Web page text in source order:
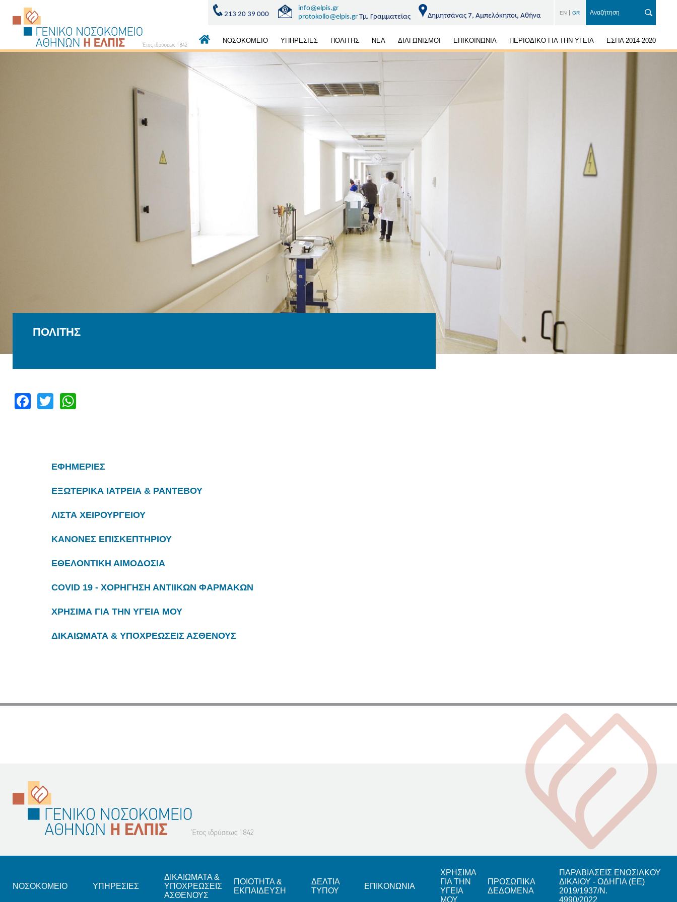
213 20 39 000
info@elpis.gr
protokollo@elpis.gr Τμ. Γραμματείας Δημητσάνας 7, Αμπελόκηποι, Αθήνα EN GR
Κεντρική
πλοήγηση
ΝΟΣΟΚΟΜΕΙΟ ΥΠΗΡΕΣΙΕΣ ΠΟΛΙΤΗΣ ΝΕΑ ΔΙΑΓΩΝΙΣΜΟΙ ΕΠΙΚΟΙΝΩΝΙΑ ΠΕΡΙΟΔΙΚΟ ΓΙΑ ΤΗΝ ΥΓΕΙΑ ΕΣΠΑ 2014-2020
ΠΟΛΙΤΗΣ
Facebook
Twitter
ΕΦΗΜΕΡΙΕΣ
ΕΞΩΤΕΡΙΚΑ ΙΑΤΡΕΙΑ & ΡΑΝΤΕΒΟΥ
ΛΙΣΤΑ ΧΕΙΡΟΥΡΓΕΙΟΥ
ΚΑΝΟΝΕΣ ΕΠΙΣΚΕΠΤΗΡΙΟΥ
ΕΘΕΛΟΝΤΙΚΗ ΑΙΜΟΔΟΣΙΑ
COVID 19 - ΧΟΡΗΓΗΣΗ ΑΝΤΙΙΚΩΝ ΦΑΡΜΑΚΩΝ
ΧΡΗΣΙΜΑ ΓΙΑ ΤΗΝ ΥΓΕΙΑ ΜΟΥ
ΔΙΚΑΙΩΜΑΤΑ & ΥΠΟΧΡΕΩΣΕΙΣ ΑΣΘΕΝΟΥΣ
ΝΟΣΟΚΟΜΕΙΟ ΥΠΗΡΕΣΙΕΣ
ΔΙΚΑΙΩΜΑΤΑ &
ΥΠΟΧΡΕΩΣΕΙΣ
ΑΣΘΕΝΟΥΣ
ΠΟΙΟΤΗΤΑ &
ΕΚΠΑΙΔΕΥΣΗ
ΔΕΛΤΙΑ
ΤΥΠΟΥ
ΕΠΙΚΟΝΩΝΙΑ
ΧΡΗΣΙΜΑ
ΓΙΑ ΤΗΝ
ΥΓΕΙΑ
ΜΟΥ
ΠΡΟΣΩΠΙΚΑ
ΔΕΔΟΜΕΝΑ
ΠΑΡΑΒΙΑΣΕΙΣ ΕΝΩΣΙΑΚΟΥ
ΔΙΚΑΙΟΥ - ΟΔΗΓΙΑ (ΕΕ)
2019/1937/Ν.
4990/2022